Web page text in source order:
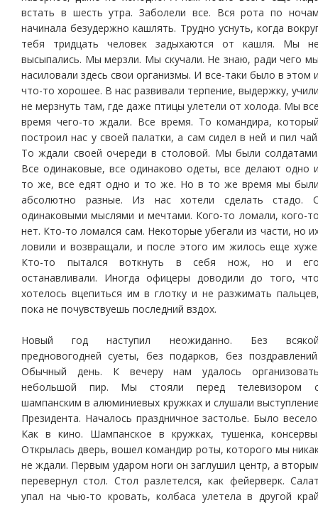
встать в шесть утра. Заболели все. Вся рота по
начинала безудержно кашлять. Трудно уснуть, когда
тебя тридцать человек задыхаются от кашля. Мы
высыпались. Мы мерзли. Мы скучали. Не знаю, ради чего
насиловали здесь свои организмы. И все-таки было в этом
что-то хорошее. В нас развивали терпение, выдержку,
не мерзнуть там, где даже птицы улетели от холода. Мы
время чего-то ждали. Все время. То командира,
построил нас у своей палатки, а сам сидел в ней и пил
То ждали своей очереди в столовой. Мы были
Все одинаковые, все одинаково одеты, все делают одно
то же, все едят одно и то же. Но в то же время мы
абсолютно разные. Из нас хотели сделать стадо.
одинаковыми мыслями и мечтами. Кого-то ломали, кого-
нет. Кто-то ломался сам. Некоторые убегали из части, но
ловили и возвращали, и после этого им жилось еще
Кто-то пытался воткнуть в себя нож, но и
останавливали. Иногда офицеры доводили до того,
хотелось вцепиться им в глотку и не разжимать
пока не почувствуешь последний вздох.
Новый год наступил неожиданно. Без
предновогодней суеты, без подарков, без
Обычный день. К вечеру нам удалось
небольшой пир. Мы стояли перед телевизором
шампанским в алюминиевых кружках и слушали
Президента. Началось праздничное застолье. Было
Как в кино. Шампанское в кружках, тушенка,
Открылась дверь, вошел командир роты, которого мы
не ждали. Первым ударом ноги он заглушил центр, а
перевернул стол. Стол разлетелся, как фейерверк.
упал на чью-то кровать, колбаса улетела в другой